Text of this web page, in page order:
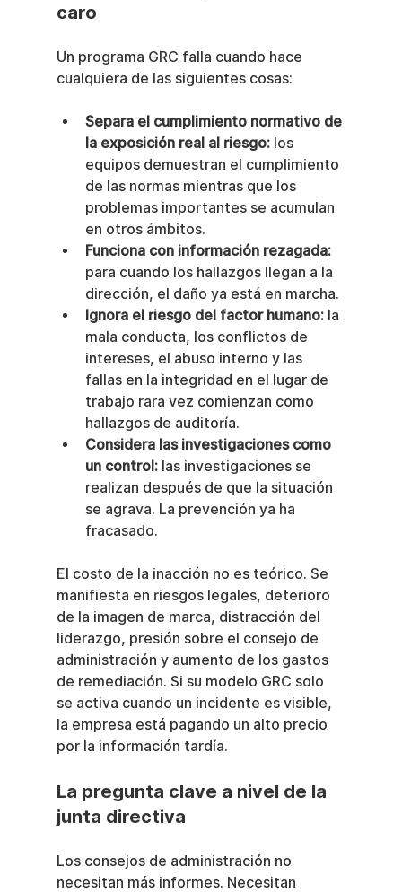
caro
Un programa GRC falla cuando hace
cualquiera de las siguientes cosas:
Separa el cumplimiento normativo de
la exposición real al riesgo: los
equipos demuestran el cumplimiento
de las normas mientras que los
problemas importantes se acumulan
en otros ámbitos.
Funciona con información rezagada:
para cuando los hallazgos llegan a la
dirección, el daño ya está en marcha.
Ignora el riesgo del factor humano: la
mala conducta, los conflictos de
intereses, el abuso interno y las
fallas en la integridad en el lugar de
trabajo rara vez comienzan como
hallazgos de auditoría.
Considera las investigaciones como
un control: las investigaciones se
realizan después de que la situación
se agrava. La prevención ya ha
fracasado.
El costo de la inacción no es teórico. Se
manifiesta en riesgos legales, deterioro
de la imagen de marca, distracción del
liderazgo, presión sobre el consejo de
administración y aumento de los gastos
de remediación. Si su modelo GRC solo
se activa cuando un incidente es visible,
la empresa está pagando un alto precio
por la información tardía.
La pregunta clave a nivel de la
junta directiva
Los consejos de administración no
necesitan más informes. Necesitan